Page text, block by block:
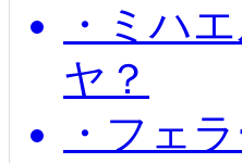
・ミハ
ヤ？
・フェ